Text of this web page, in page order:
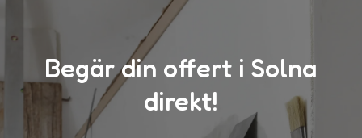
Begär din offert i Solna
direkt!